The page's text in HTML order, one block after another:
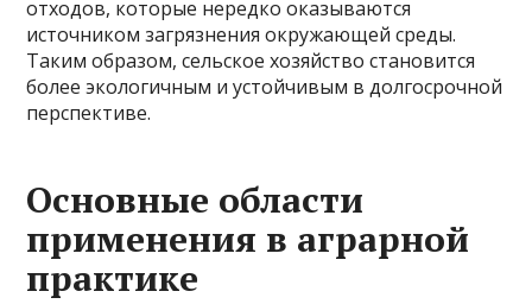
отходов, которые нередко оказываются
источником загрязнения окружающей среды.
Таким образом, сельское хозяйство становится
более экологичным и устойчивым в долгосрочной
перспективе.
Основные области
применения в аграрной
практике